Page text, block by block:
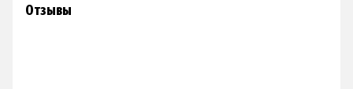
Отзывы